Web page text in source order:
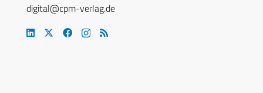
digital@cpm-verlag.de